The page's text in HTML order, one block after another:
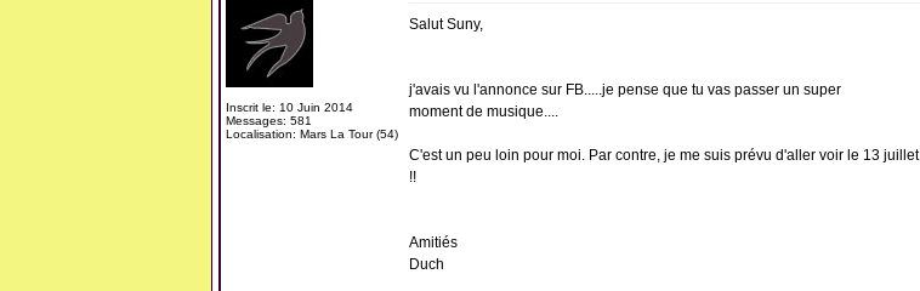
Inscrit le: 10 Juin 2014
Messages: 581
Localisation: Mars La Tour (54)
Salut Suny,
j'avais vu l'annonce sur FB.....je pense que tu vas passer un super
moment de musique....
C'est un peu loin pour moi. Par contre, je me suis prévu d'aller voir le 13
!!
Amitiés
Duch